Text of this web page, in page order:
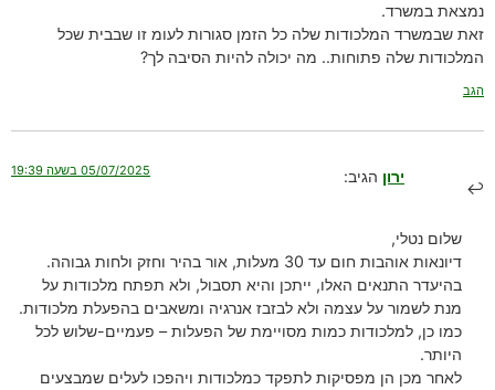
נמצאת במשרד.
זאת שבמשרד המלכודות שלה כל הזמן סגורות לעומ זו שבבית שכל
המלכודות שלה פתוחות.. מה יכולה להיות הסיבה לך?
הגב
ירון הגיב: 05/07/2025 בשעה 19:39
שלום נטלי,
דיונאות אוהבות חום עד 30 מעלות, אור בהיר וחזק ולחות גבוהה.
בהיעדר התנאים האלו, ייתכן והיא תסבול, ולא תפתח מלכודות על
מנת לשמור על עצמה ולא לבזבז אנרגיה ומשאבים בהפעלת מלכודות.
כמו כן, למלכודות כמות מסויימת של הפעלות – פעמיים-שלוש לכל
היותר.
לאחר מכן הן מפסיקות לתפקד כמלכודות ויהפכו לעלים שמבצעים